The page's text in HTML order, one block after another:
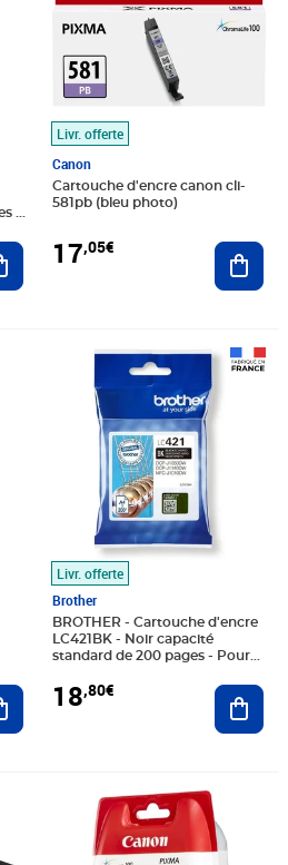
-
Ajouter au panier
Livr. offerte
Canon
Cartouche d'encre canon cli-
581pb (bleu photo)
17,05€
Ajouter au panier
Livr. offerte
Brother
BROTHER - Cartouche d'encre
LC421BK - Noir capacité
standard de 200 pages - Pour
et DCP-J1140DW
18,80€
Prix 18,80€
Prix 36,60€